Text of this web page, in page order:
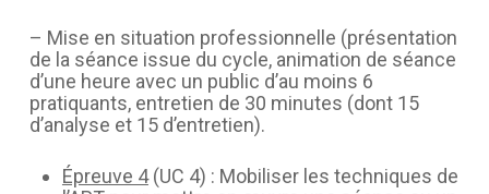
– Mise en situation professionnelle (présentation
de la séance issue du cycle, animation de séance
d’une heure avec un public d’au moins 6
pratiquants, entretien de 30 minutes (dont 15
d’analyse et 15 d’entretien).
Épreuve 4(UC 4) : Mobiliser les techniques de